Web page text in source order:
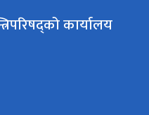
कार्यालय